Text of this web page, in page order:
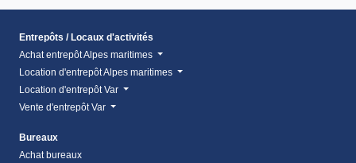
Entrepôts / Locaux d'activités
Achat entrepôt Alpes maritimes
Location d'entrepôt Alpes maritimes
Location d'entrepôt Var
Vente d'entrepôt Var
Bureaux
Achat bureaux